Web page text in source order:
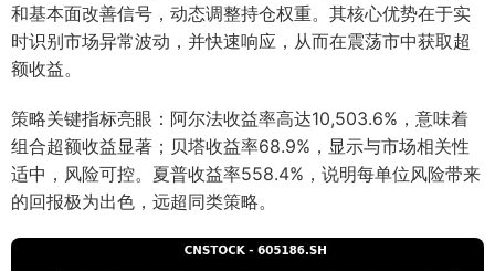
和基本面改善信号，动态调整持仓权重。其核心优势在于实
时识别市场异常波动，并快速响应，从而在震荡市中获取超
额收益。
策略关键指标亮眼：阿尔法收益率高达10,503.6%，意味着
组合超额收益显著；贝塔收益率68.9%，显示与市场相关性
适中，风险可控。夏普收益率558.4%，说明每单位风险带来
的回报极为出色，远超同类策略。